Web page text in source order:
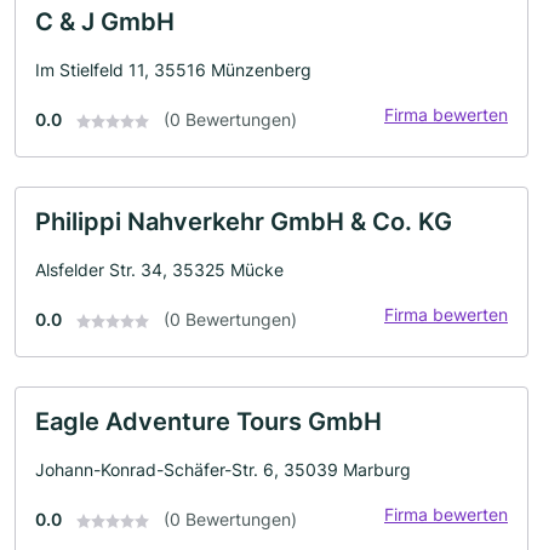
C & J GmbH
Im Stielfeld 11, 35516 Münzenberg
0.0 (0 Bewertungen) Firma bewerten
Philippi Nahverkehr GmbH & Co. KG
Alsfelder Str. 34, 35325 Mücke
0.0 (0 Bewertungen) Firma bewerten
Eagle Adventure Tours GmbH
Johann-Konrad-Schäfer-Str. 6, 35039 Marburg
0.0 (0 Bewertungen) Firma bewerten